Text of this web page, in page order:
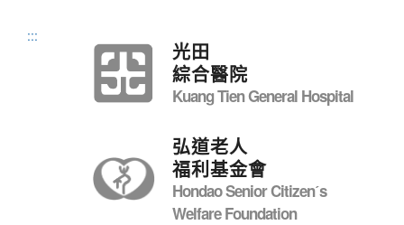
:::
光田
綜合醫院
Kuang Tien General Hospital
弘道老人
福利基金會
Hondao Senior Citizenˊs
Welfare Foundation